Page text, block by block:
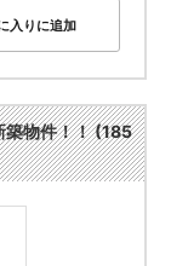
入りに追加
築物件！！ (185